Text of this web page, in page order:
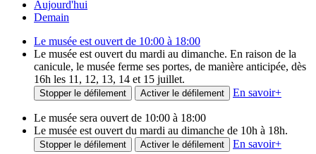
Aujourd'hui
Demain
Le musée est ouvert de 10:00 à 18:00
Le musée est ouvert du mardi au dimanche. En raison de la
canicule, le musée ferme ses portes, de manière anticipée, dès
16h les 11, 12, 13, 14 et 15 juillet.
Stopper le défilement Activer le défilement En savoir+
Le musée sera ouvert de 10:00 à 18:00
Le musée est ouvert du mardi au dimanche de 10h à 18h.
Stopper le défilement Activer le défilement En savoir+